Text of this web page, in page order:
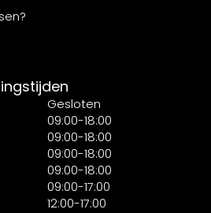
Gesloten
09:00-18:00
09:00-18:00
09:00-18:00
09:00-18:00
09:00-17:00
12:00-17:00